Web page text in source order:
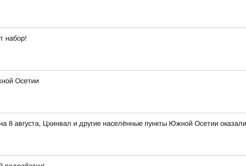
набор!
Осетии
8 августа, Цхинвал и другие населённые пункты Южной Осетии